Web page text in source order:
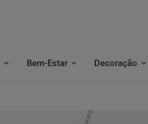
Bem-Estar Decoração